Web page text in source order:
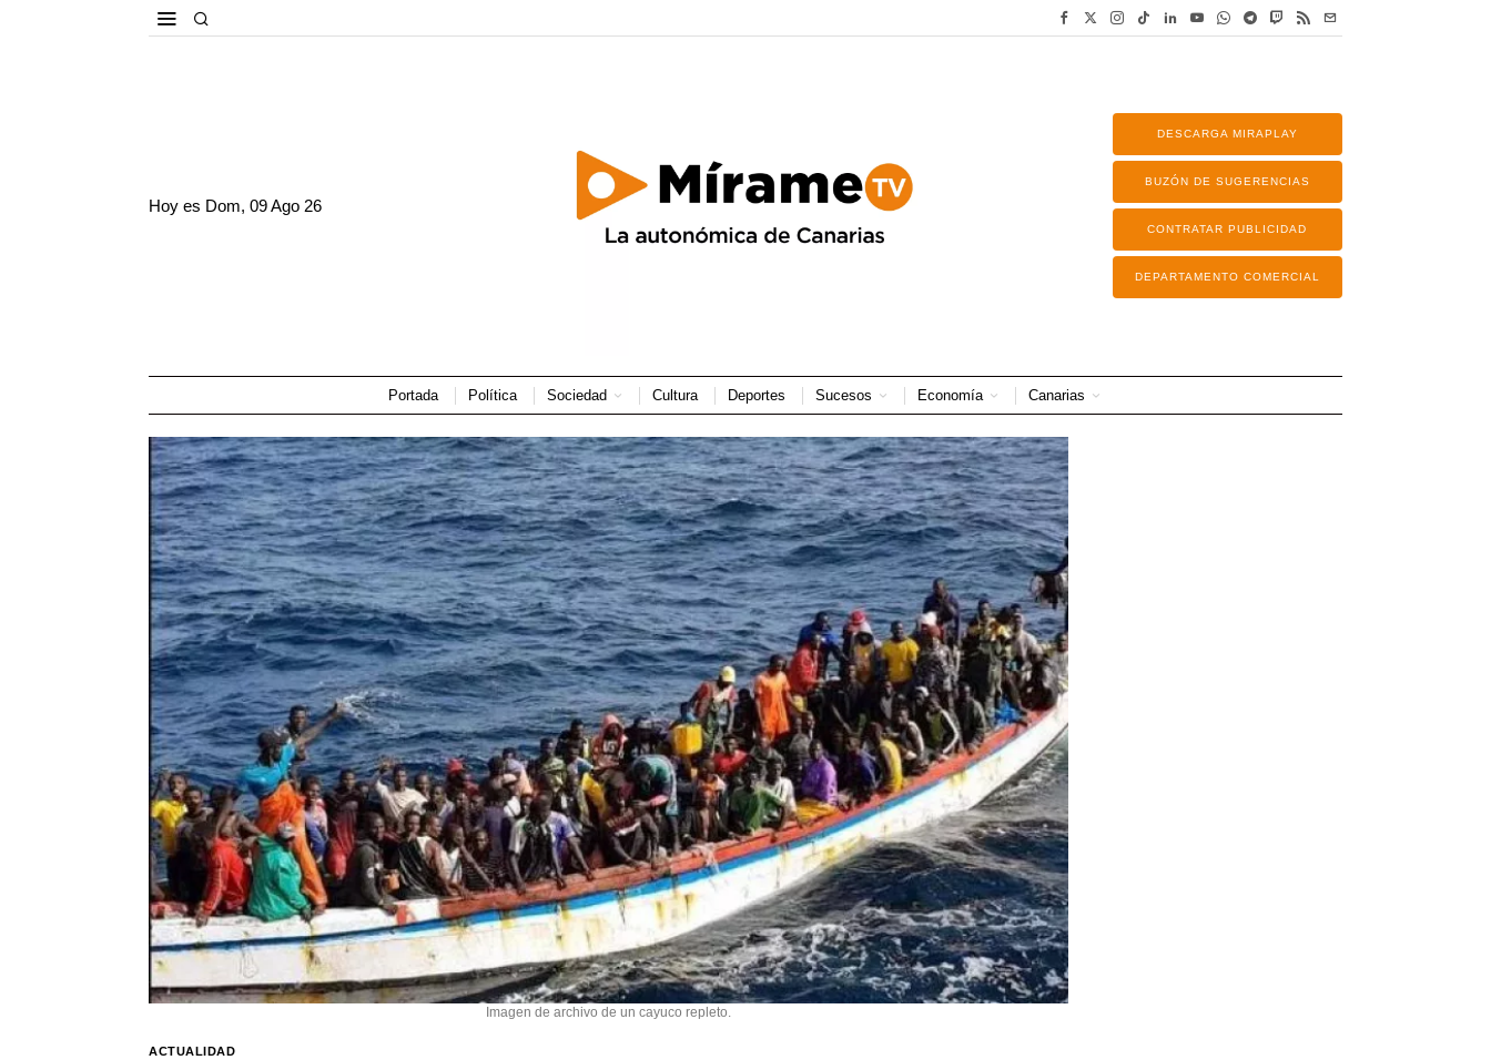
Hoy es Dom, 09 Ago 26
DESCARGA MIRAPLAY
BUZÓN DE SUGERENCIAS
CONTRATAR PUBLICIDAD
DEPARTAMENTO COMERCIAL
Portada Política Sociedad Cultura Deportes Sucesos Economía Canarias
Imagen de archivo de un cayuco repleto.
ACTUALIDAD